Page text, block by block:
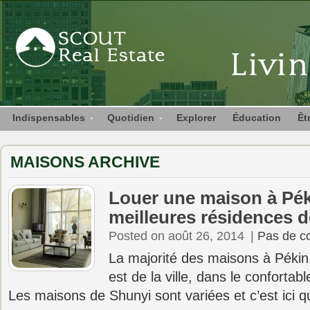
Indispensables Quotidien Explorer Éducation
MAISONS ARCHIVE
Louer une maison à
meilleures résidences
Posted on août 26, 2014 Pas de
La majorité des maisons à
est de la ville, dans le
Les maisons de Shunyi sont variées et c’est ici